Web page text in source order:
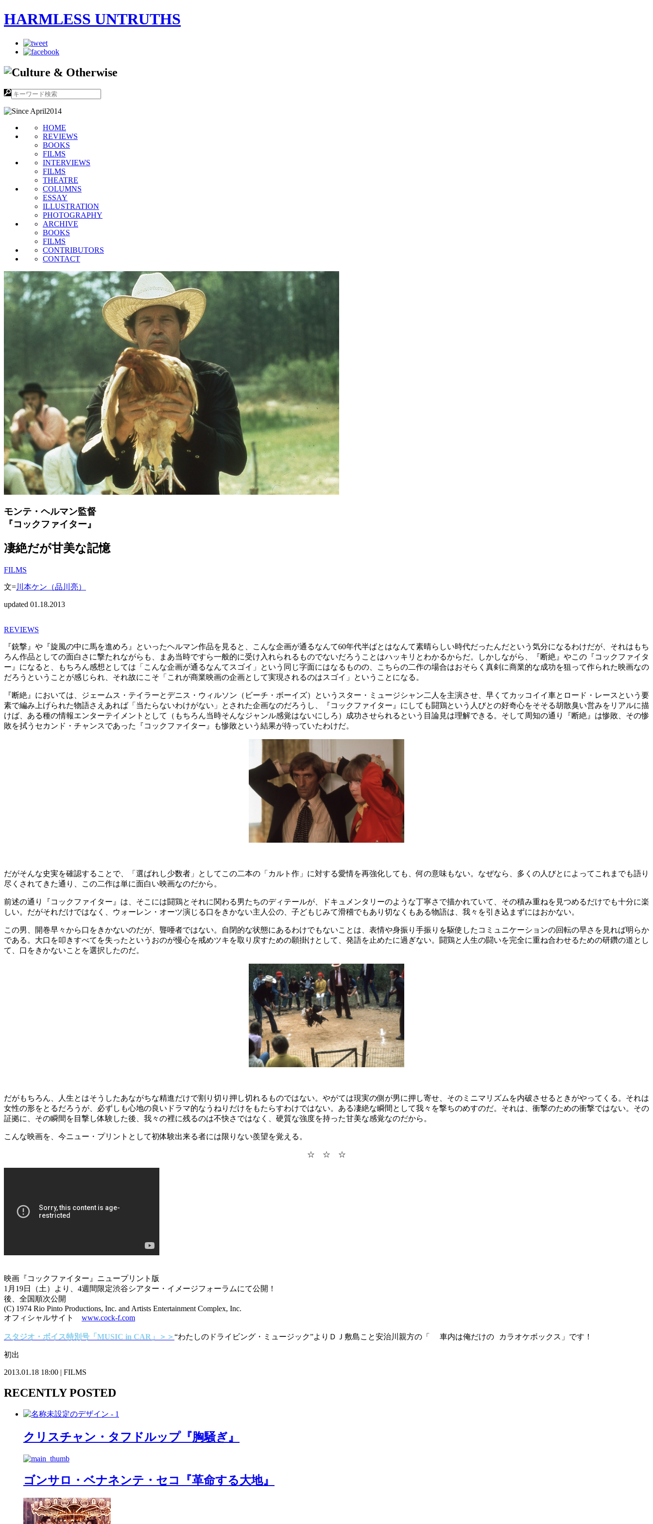
HARMLESS UNTRUTHS
HOME
REVIEWS
BOOKS
FILMS
INTERVIEWS
FILMS
THEATRE
COLUMNS
ESSAY
ILLUSTRATION
PHOTOGRAPHY
ARCHIVE
BOOKS
FILMS
CONTRIBUTORS
CONTACT
モンテ・ヘルマン監督
『コックファイター』
凄絶だが甘美な記憶
FILMS
文=川本ケン（品川亮）
updated 01.18.2013
REVIEWS
『銃撃』や『旋風の中に馬を進めろ』といったヘルマン作品を見ると、こんな企画が通るなんて60年代半ばとはなんて素晴らしい時代だったんだという気分になるわけだが、それはもち
ろん作品としての面白さに撃たれながらも、まあ当時ですら一般的に受け入れられるものでないだろうことはハッキリとわかるからだ。しかしながら、『断絶』やこの『コックファイタ
ー』になると、もちろん感想としては「こんな企画が通るなんてスゴイ」という同じ字面にはなるものの、こちらの二作の場合はおそらく真剣に商業的な成功を狙って作られた映画なの
だろうということが感じられ、それ故にこそ「これが商業映画の企画として実現されるのはスゴイ」ということになる。
『断絶』においては、ジェームス・テイラーとデニス・ウィルソン（ビーチ・ボーイズ）というスター・ミュージシャン二人を主演させ、早くてカッコイイ車とロード・レースという要
素で編み上げられた物語さえあれば「当たらないわけがない」とされた企画なのだろうし、『コックファイター』にしても闘鶏という人びとの好奇心をそそる胡散臭い営みをリアルに描
けば、ある種の情報エンターテイメントとして（もちろん当時そんなジャンル感覚はないにしろ）成功させられるという目論見は理解できる。そして周知の通り『断絶』は惨敗、その惨
敗を拭うセカンド・チャンスであった『コックファイター』も惨敗という結果が待っていたわけだ。
だがそんな史実を確認することで、「選ばれし少数者」としてこの二本の「カルト作」に対する愛情を再強化しても、何の意味もない。なぜなら、多くの人びとによってこれまでも語り
尽くされてきた通り、この二作は単に面白い映画なのだから。
前述の通り『コックファイター』は、そこには闘鶏とそれに関わる男たちのディテールが、ドキュメンタリーのような丁寧さで描かれていて、その積み重ねを見つめるだけでも十分に楽
しい。だがそれだけではなく、ウォーレン・オーツ演じる口をきかない主人公の、子どもじみて滑稽でもあり切なくもある物語は、我々を引き込まずにはおかない。
この男、開巻早々から口をきかないのだが、聾唖者ではない。自閉的な状態にあるわけでもないことは、表情や身振り手振りを駆使したコミュニケーションの回転の早さを見れば明らか
である。大口を叩きすべてを失ったというおのが慢心を戒めツキを取り戻すための願掛けとして、発語を止めたに過ぎない。闘鶏と人生の闘いを完全に重ね合わせるための研鑽の道とし
て、口をきかないことを選択したのだ。
だがもちろん、人生とはそうしたあながちな精進だけで割り切り押し切れるものではない。やがては現実の側が男に押し寄せ、そのミニマリズムを内破させるときがやってくる。それは
女性の形をとるだろうが、必ずしも心地の良いドラマ的なうねりだけをもたらすわけではない。ある凄絶な瞬間として我々を撃ちのめすのだ。それは、衝撃のための衝撃ではない。その
証拠に、その瞬間を目撃し体験した後、我々の裡に残るのは不快さではなく、硬質な強度を持った甘美な感覚なのだから。
こんな映画を、今ニュー・プリントとして初体験出来る者には限りない羨望を覚える。
☆ ☆ ☆
映画『コックファイター』ニュープリント版
1月19日（土）より、4週間限定渋谷シアター・イメージフォーラムにて公開！
後、全国順次公開
(C) 1974 Rio Pinto Productions, Inc. and Artists Entertainment Complex, Inc.
オフィシャルサイト www.cock-f.com
スタジオ・ボイス特別号「MUSIC in CAR」＞＞“わたしのドライビング・ミュージック”よりＤＪ敷島こと安治川親方の「 車内は俺だけの カラオケボックス」です！
初出
2013.01.18 18:00 | FILMS
RECENTLY POSTED
クリスチャン・タフドルップ『胸騒ぎ』
ゴンサロ・ベナネンテ・セコ『革命する大地』